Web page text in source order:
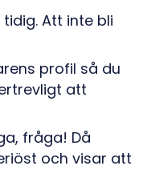
Att inte bli
profil så du
att
fråga! Då
och visar att